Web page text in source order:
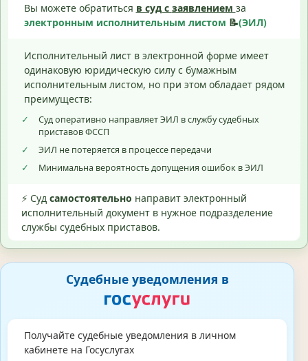
Вы можете обратиться в суд с заявлением за
электронным исполнительным листом 📝(ЭИЛ)
Исполнительный лист в электронной форме имеет
одинаковую юридическую силу с бумажным
исполнительным листом, но при этом обладает рядом
преимуществ:
✓
Суд оперативно направляет ЭИЛ в службу судебных
приставов ФССП
✓
ЭИЛ не потеряется в процессе передачи
✓
Минимальна вероятность допущения ошибок в ЭИЛ
⚡ Суд самостоятельно направит электронный
исполнительный документ в нужное подразделение
службы судебных приставов.
Судебные уведомления в
Получайте судебные уведомления в личном
кабинете на Госуслугах